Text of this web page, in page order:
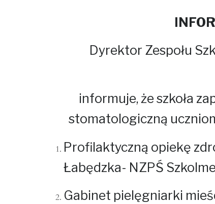
Dyrektor Zespołu
informuje, że szkoła
stomatologiczną
Profilaktyczną opiekę
Łabędzka- NZPŚ
Gabinet pielęgniarki